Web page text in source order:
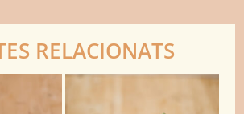
RELACIONATS